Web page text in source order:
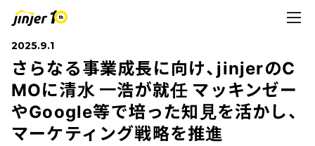
2025.9.1
さらなる事業成長に向け、jinjerのC
MOに清水 一浩が就任 マッキンゼー
やGoogle等で培った知見を活かし、
マーケティング戦略を推進